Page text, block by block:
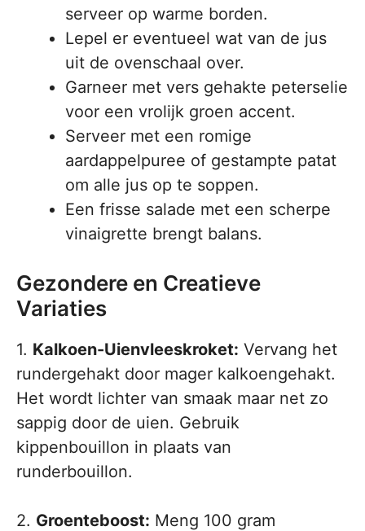
serveer op warme borden.
Lepel er eventueel wat van de jus
uit de ovenschaal over.
Garneer met vers gehakte peterselie
voor een vrolijk groen accent.
Serveer met een romige
aardappelpuree of gestampte patat
om alle jus op te soppen.
Een frisse salade met een scherpe
vinaigrette brengt balans.
Gezondere en Creatieve
Variaties
1. Kalkoen-Uienvleeskroket: Vervang het
rundergehakt door mager kalkoengehakt.
Het wordt lichter van smaak maar net zo
sappig door de uien. Gebruik
kippenbouillon in plaats van
runderbouillon.
2. Groenteboost: Meng 100 gram